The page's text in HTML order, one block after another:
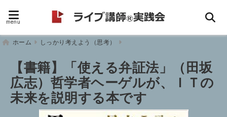
menu
ホーム しっかり考えよう（思考）
【書籍】「使える弁証法」（田坂
広志）哲学者ヘーゲルが、ＩＴの
未来を説明する本です